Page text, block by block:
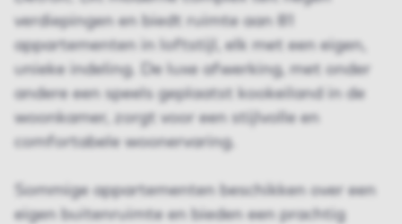
verdiepingen en biedt ruimte aan 81
appartementen in loftstijl, elk met een eigen,
unieke indeling. De luxe afwerking, met onder
andere een speels geplaatst kookeiland in de
woonkamer, zorgt voor een stijlvolle en
comfortabele woonervaring.
Sommige appartementen beschikken over een
eigen buitenruimte en bieden een prachtig